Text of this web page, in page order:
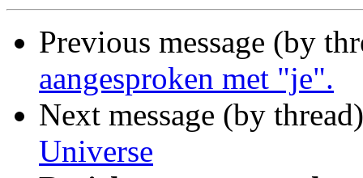
Previous message (by
aangesproken met "je".
Next message (by
Universe